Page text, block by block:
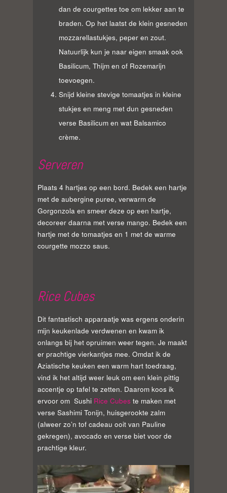
dan de courgettes toe om lekker aan te
braden. Op het laatst de klein gesneden
mozzarellastukjes, peper en zout.
Natuurlijk kun je naar eigen smaak ook
Basilicum, Thijm en of Rozemarijn
toevoegen.
Snijd kleine stevige tomaatjes in kleine
stukjes en meng met dun gesneden
verse Basilicum en wat Balsamico
crème.
Serveren
Plaats 4 hartjes op een bord. Bedek een hartje
met de aubergine puree, verwarm de
Gorgonzola en smeer deze op een hartje,
decoreer daarna met verse mango. Bedek een
hartje met de tomaatjes en 1 met de warme
courgette mozzo saus.
Rice Cubes
Dit fantastisch apparaatje was ergens onderin
mijn keukenlade verdwenen en kwam ik
onlangs bij het opruimen weer tegen. Je maakt
er prachtige vierkantjes mee. Omdat ik de
Aziatische keuken een warm hart toedraag,
vind ik het altijd weer leuk om een klein pittig
accentje op tafel te zetten. Daarom koos ik
ervoor om Sushi Rice Cubes te maken met
verse Sashimi Tonijn, huisgerookte zalm
(alweer zo’n tof cadeau ooit van Pauline
gekregen), avocado en verse biet voor de
prachtige kleur.